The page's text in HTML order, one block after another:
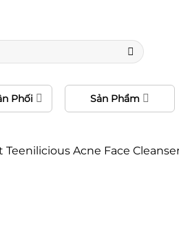
Phối Sản Phẩm